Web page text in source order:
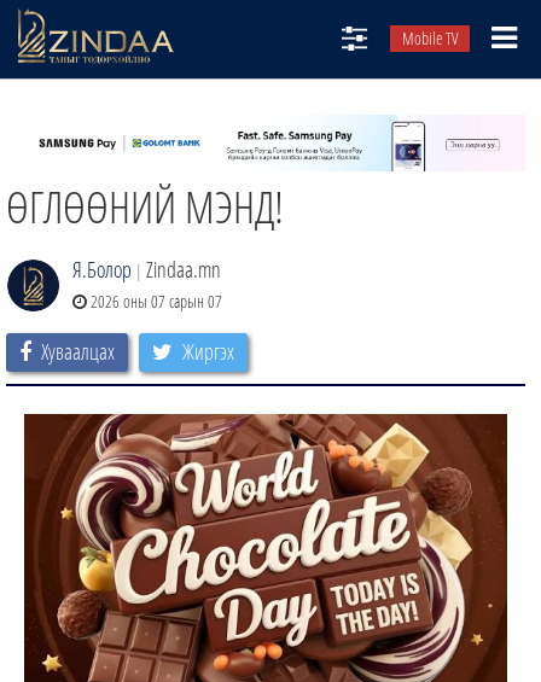
Mobile TV
ТВ8
ӨГЛӨӨНИЙ СОНИН
ЗИНДАА СЭТГҮҮЛ
ӨГЛӨӨНИЙ МЭНД!
Я.Болор | Zindaa.mn
2026 оны 07 сарын 07
Хуваалцах Жиргэх